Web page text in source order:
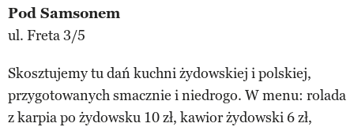
Pod Samsonem
ul. Freta 3/5
Skosztujemy tu dań kuchni żydowskiej i polskiej,
przygotowanych smacznie i niedrogo. W menu: rolada
z karpia po żydowsku 10 zł, kawior żydowski 6 zł,